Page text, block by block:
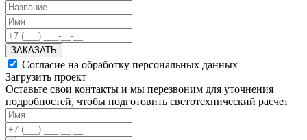
ЗАКАЗАТЬ
Согласие на обработку персональных данных
Загрузить проект
Оставьте свои контакты и мы перезвоним для уточнения
подробностей, чтобы подготовить светотехнический расчет